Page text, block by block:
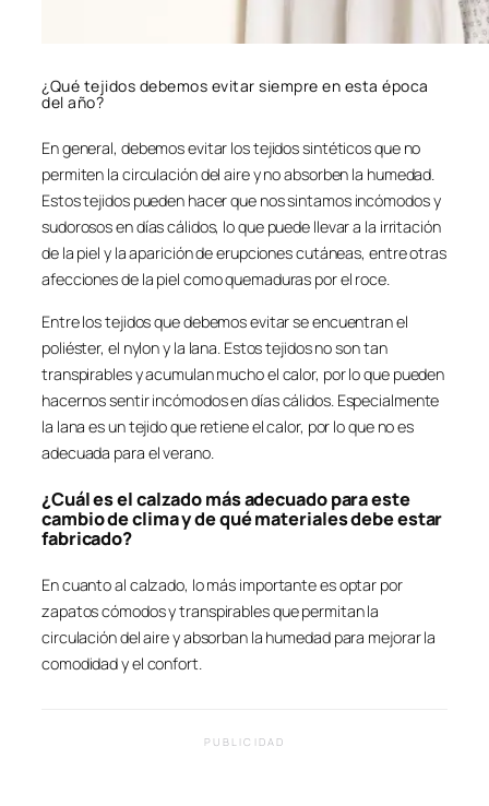
¿Qué tejidos debemos evitar siempre en esta época
del año?
En general, debemos evitar los tejidos sintéticos que no
permiten la circulación del aire y no absorben la humedad.
Estos tejidos pueden hacer que nos sintamos incómodos y
sudorosos en días cálidos, lo que puede llevar a la irritación
de la piel y la aparición de erupciones cutáneas, entre otras
afecciones de la piel como quemaduras por el roce.
Entre los tejidos que debemos evitar se encuentran el
poliéster, el nylon y la lana. Estos tejidos no son tan
transpirables y acumulan mucho el calor, por lo que pueden
hacernos sentir incómodos en días cálidos. Especialmente
la lana es un tejido que retiene el calor, por lo que no es
adecuada para el verano.
¿Cuál es el calzado más adecuado para este
cambio de clima y de qué materiales debe estar
fabricado?
En cuanto al calzado, lo más importante es optar por
zapatos cómodos y transpirables que permitan la
circulación del aire y absorban la humedad para mejorar la
comodidad y el confort.
PUBLICIDAD